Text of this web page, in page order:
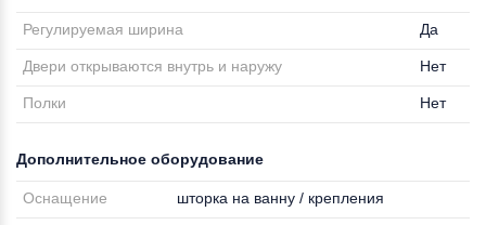
Регулируемая ширина Да
Двери открываются внутрь и наружу Нет
Полки Нет
Дополнительное оборудование
Оснащение шторка на ванну / крепления